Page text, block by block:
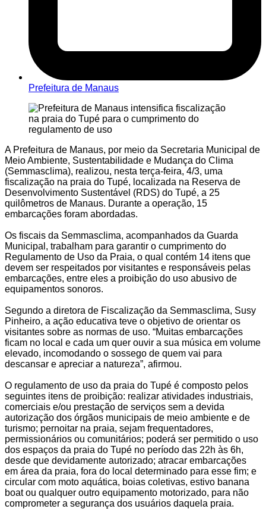
Prefeitura de Manaus
A Prefeitura de Manaus, por meio da Secretaria Municipal de
Meio Ambiente, Sustentabilidade e Mudança do Clima
(Semmasclima), realizou, nesta terça-feira, 4/3, uma
fiscalização na praia do Tupé, localizada na Reserva de
Desenvolvimento Sustentável (RDS) do Tupé, a 25
quilômetros de Manaus. Durante a operação, 15
embarcações foram abordadas.
Os fiscais da Semmasclima, acompanhados da Guarda
Municipal, trabalham para garantir o cumprimento do
Regulamento de Uso da Praia, o qual contém 14 itens que
devem ser respeitados por visitantes e responsáveis pelas
embarcações, entre eles a proibição do uso abusivo de
equipamentos sonoros.
Segundo a diretora de Fiscalização da Semmasclima, Susy
Pinheiro, a ação educativa teve o objetivo de orientar os
visitantes sobre as normas de uso. “Muitas embarcações
ficam no local e cada um quer ouvir a sua música em volume
elevado, incomodando o sossego de quem vai para
descansar e apreciar a natureza”, afirmou.
O regulamento de uso da praia do Tupé é composto pelos
seguintes itens de proibição: realizar atividades industriais,
comerciais e/ou prestação de serviços sem a devida
autorização dos órgãos municipais de meio ambiente e de
turismo; pernoitar na praia, sejam frequentadores,
permissionários ou comunitários; poderá ser permitido o uso
dos espaços da praia do Tupé no período das 22h às 6h,
desde que devidamente autorizado; atracar embarcações
em área da praia, fora do local determinado para esse fim; e
circular com moto aquática, boias coletivas, estivo banana
boat ou qualquer outro equipamento motorizado, para não
comprometer a segurança dos usuários daquela praia.